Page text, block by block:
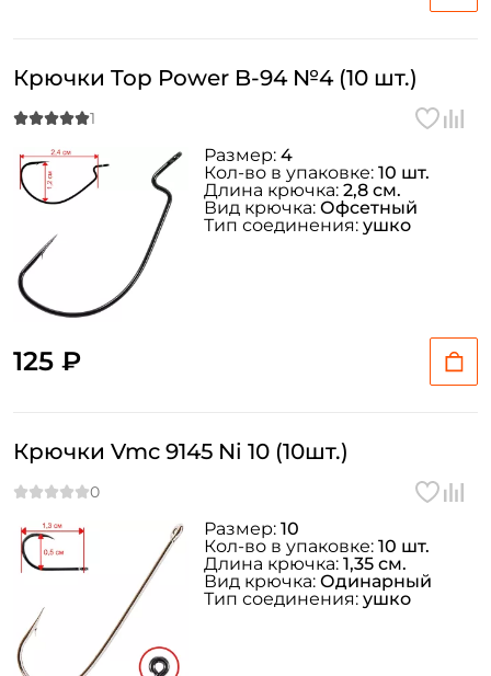
Крючки Top Power B-94 №4 (10 шт.)
125 ₽
Размер: 4
Кол-во в упаковке: 10 шт.
Длина крючка: 2,8 см.
Вид крючка: Офсетный
Тип соединения: ушко
Крючки Vmc 9145 Ni 10 (10шт.)
Размер: 10
Кол-во в упаковке: 10 шт.
Длина крючка: 1,35 см.
Вид крючка: Одинарный
Тип соединения: ушко